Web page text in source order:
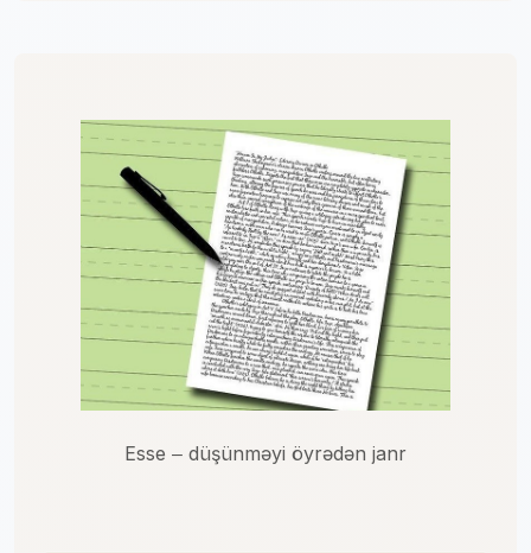
Esse ‒ düşünməyi öyrədən janr